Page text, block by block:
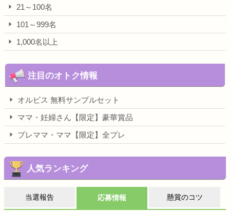
21～100名
101～999名
1,000名以上
注目のオトク情報
オルビス 無料サンプルセット
ママ・妊婦さん【限定】豪華賞品
プレママ・ママ【限定】全プレ
人気ランキング
当選報告 応募情報 懸賞のコツ